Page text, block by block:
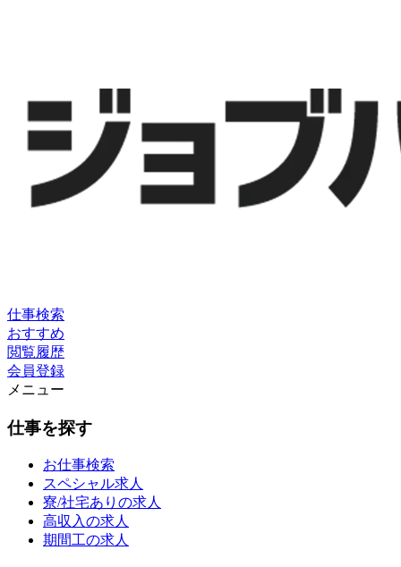
仕事検索
おすすめ
閲覧履歴
会員登録
メニュー
仕事を探す
お仕事検索
スペシャル求人
寮/社宅ありの求人
高収入の求人
期間工の求人